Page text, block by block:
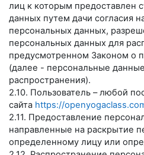
лиц к которым предоставлен
данных путем дачи согласия
персональных данных,
персональных данных для
предусмотренном Законом о
(далее - персональные
распространения).
2.10. Пользователь – любой
сайта https://
2.11. Предоставление
направленные на раскрытие
определенному лицу или